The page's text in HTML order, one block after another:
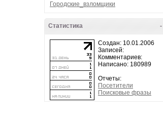
Городские_взломщики
-
Статистика
Создан: 10.01.2006
Записей:
Комментариев:
Написано: 180989
Отчеты:
Посетители
Поисковые фразы